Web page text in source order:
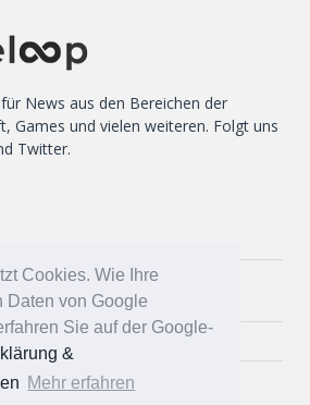
Cookies. Wie Ihre
Daten von Google
Sie auf der Google-
&
Mehr erfahren
News aus den Bereichen der
Games und vielen weiteren. Folgt uns
Twitter.